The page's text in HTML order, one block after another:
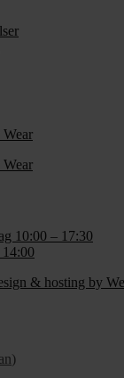
10:00 – 17:30
& hosting by
)